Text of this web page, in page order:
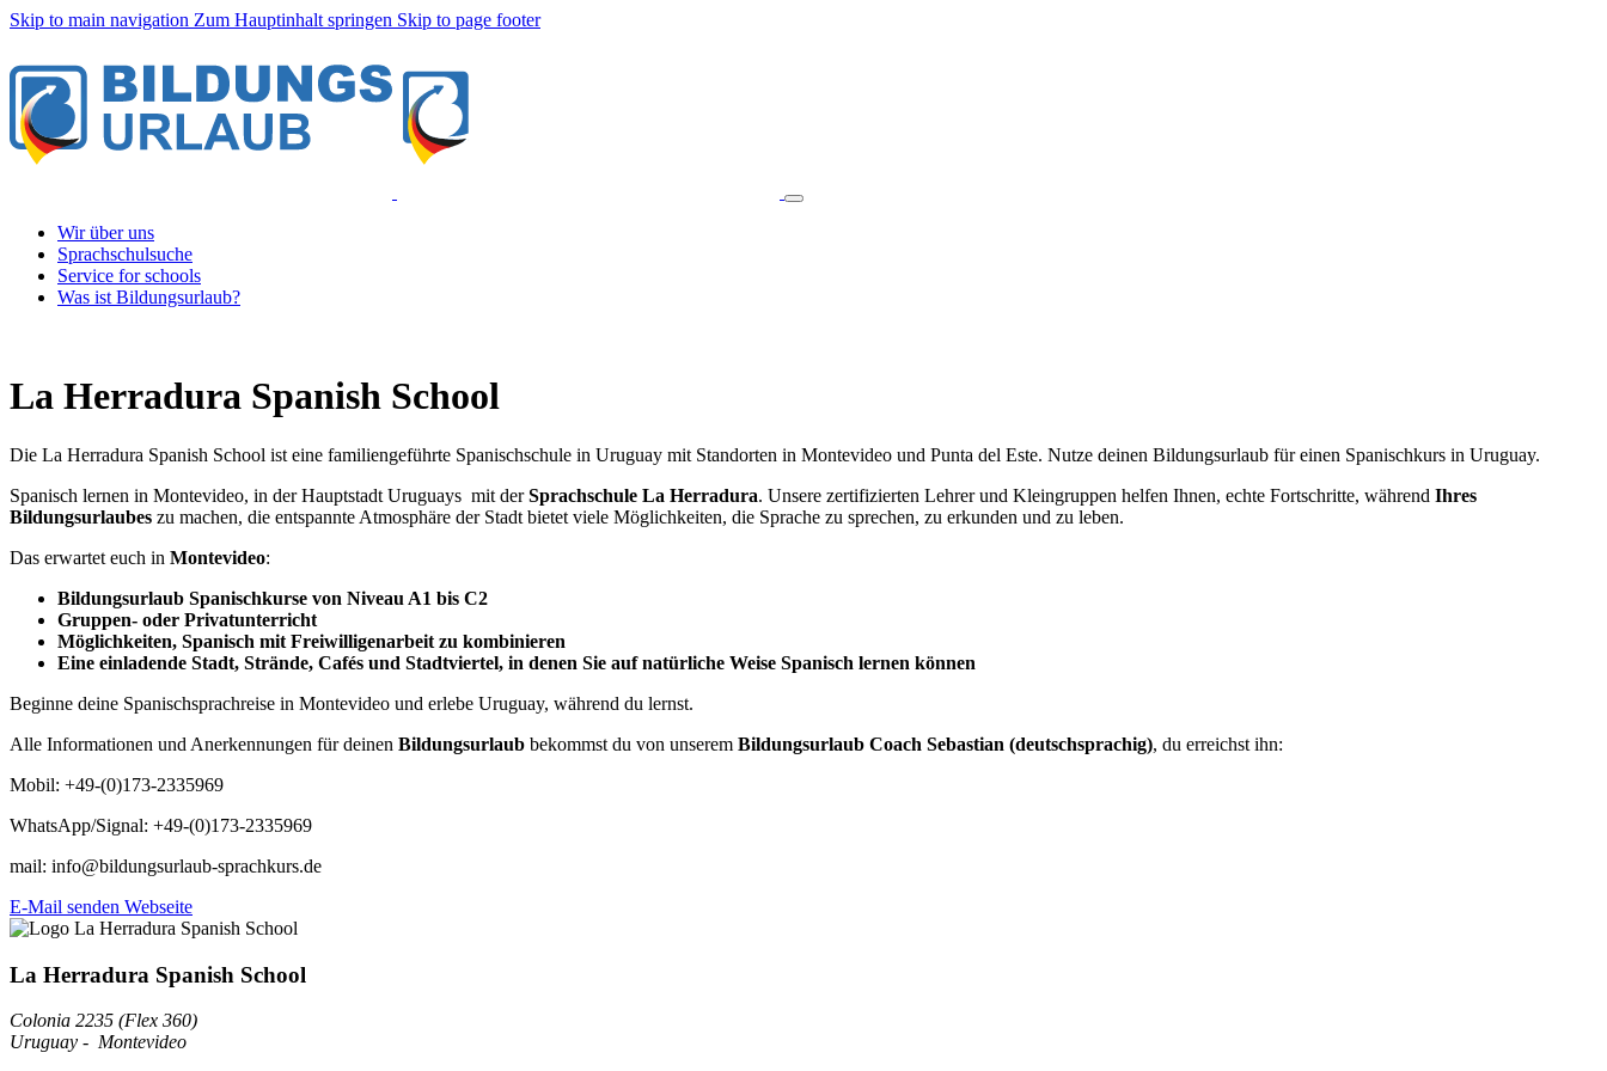
Skip to main navigation Zum Hauptinhalt springen Skip to page footer
Wir über uns
Sprachschulsuche
Service for schools
Was ist Bildungsurlaub?
La Herradura Spanish School
Die La Herradura Spanish School ist eine familiengeführte Spanischschule in Uruguay mit Standorten in Montevideo und Punta del Este. Nutze deinen Bildungsurlaub für einen Spanischkurs in Uruguay.
Spanisch lernen in Montevideo, in der Hauptstadt Uruguays mit derSprachschule La Herradura. Unsere zertifizierten Lehrer und Kleingruppen helfen Ihnen, echte Fortschritte, während Ihres
Bildungsurlaubes zu machen, die entspannte Atmosphäre der Stadt bietet viele Möglichkeiten, die Sprache zu sprechen, zu erkunden und zu leben.
Das erwartet euch in Montevideo:
Bildungsurlaub Spanischkurse von Niveau A1 bis C2
Gruppen- oder Privatunterricht
Möglichkeiten, Spanisch mit Freiwilligenarbeit zu kombinieren
Eine einladende Stadt, Strände, Cafés und Stadtviertel, in denen Sie auf natürliche Weise Spanisch lernen können
Beginne deine Spanischsprachreise in Montevideo und erlebe Uruguay, während du lernst.
Alle Informationen und Anerkennungen für deinen Bildungsurlaub bekommst du von unserem Bildungsurlaub Coach Sebastian (deutschsprachig), du erreichst ihn:
Mobil: +49-(0)173-2335969
WhatsApp/Signal: +49-(0)173-2335969
mail: info@bildungsurlaub-sprachkurs.de
E-Mail senden Webseite
La Herradura Spanish School
Colonia 2235 (Flex 360)
Uruguay - Montevideo